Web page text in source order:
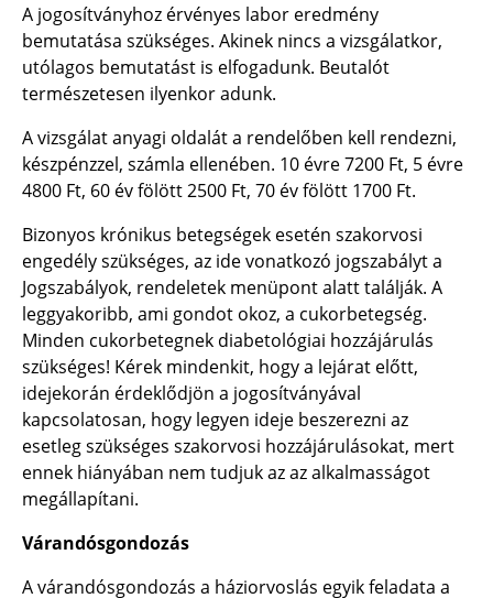
A jogosítványhoz érvényes labor eredmény
bemutatása szükséges. Akinek nincs a vizsgálatkor,
utólagos bemutatást is elfogadunk. Beutalót
természetesen ilyenkor adunk.
A vizsgálat anyagi oldalát a rendelőben kell rendezni,
készpénzzel, számla ellenében. 10 évre 7200 Ft, 5 évre
4800 Ft, 60 év fölött 2500 Ft, 70 év fölött 1700 Ft.
Bizonyos krónikus betegségek esetén szakorvosi
engedély szükséges, az ide vonatkozó jogszabályt a
Jogszabályok, rendeletek menüpont alatt találják. A
leggyakoribb, ami gondot okoz, a cukorbetegség.
Minden cukorbetegnek diabetológiai hozzájárulás
szükséges! Kérek mindenkit, hogy a lejárat előtt,
idejekorán érdeklődjön a jogosítványával
kapcsolatosan, hogy legyen ideje beszerezni az
esetleg szükséges szakorvosi hozzájárulásokat, mert
ennek hiányában nem tudjuk az az alkalmasságot
megállapítani.
Várandósgondozás
A várandósgondozás a háziorvoslás egyik feladata a